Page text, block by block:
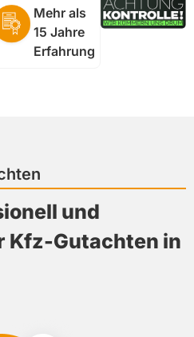
Mehr als
15 Jahre
Erfahrung
und
Kfz-Gutachten in